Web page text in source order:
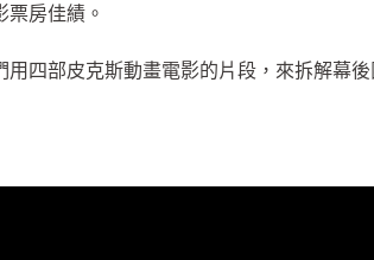
房佳績。
四部皮克斯動畫電影的片段，來拆解幕